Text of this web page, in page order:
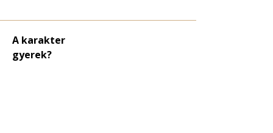
A karakter
gyerek?